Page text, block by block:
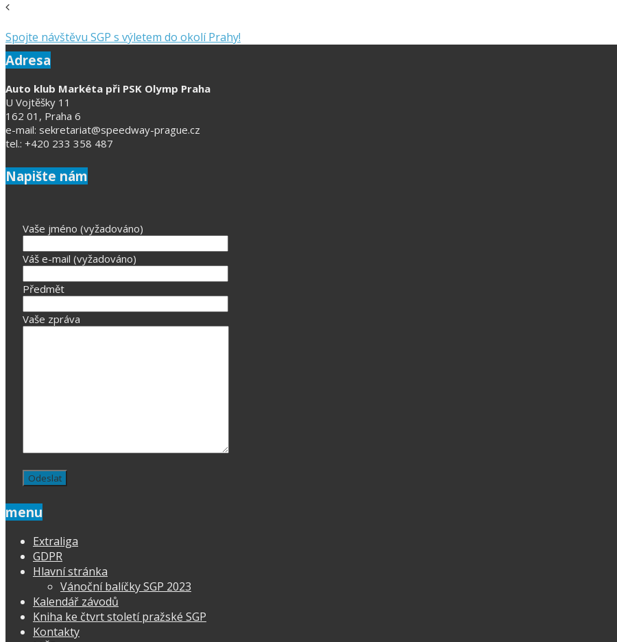
Spojte návštěvu SGP s výletem do okolí Prahy!
Adresa
Auto klub Markéta při PSK Olymp Praha
U Vojtěšky 11
162 01, Praha 6
e-mail: sekretariat@speedway-prague.cz
tel.: +420 233 358 487
Napište nám
Vaše jméno (vyžadováno)
Váš e-mail (vyžadováno)
Předmět
Vaše zpráva
menu
Extraliga
GDPR
Hlavní stránka
Vánoční balíčky SGP 2023
Kalendář závodů
Kniha ke čtvrt století pražské SGP
Kontakty